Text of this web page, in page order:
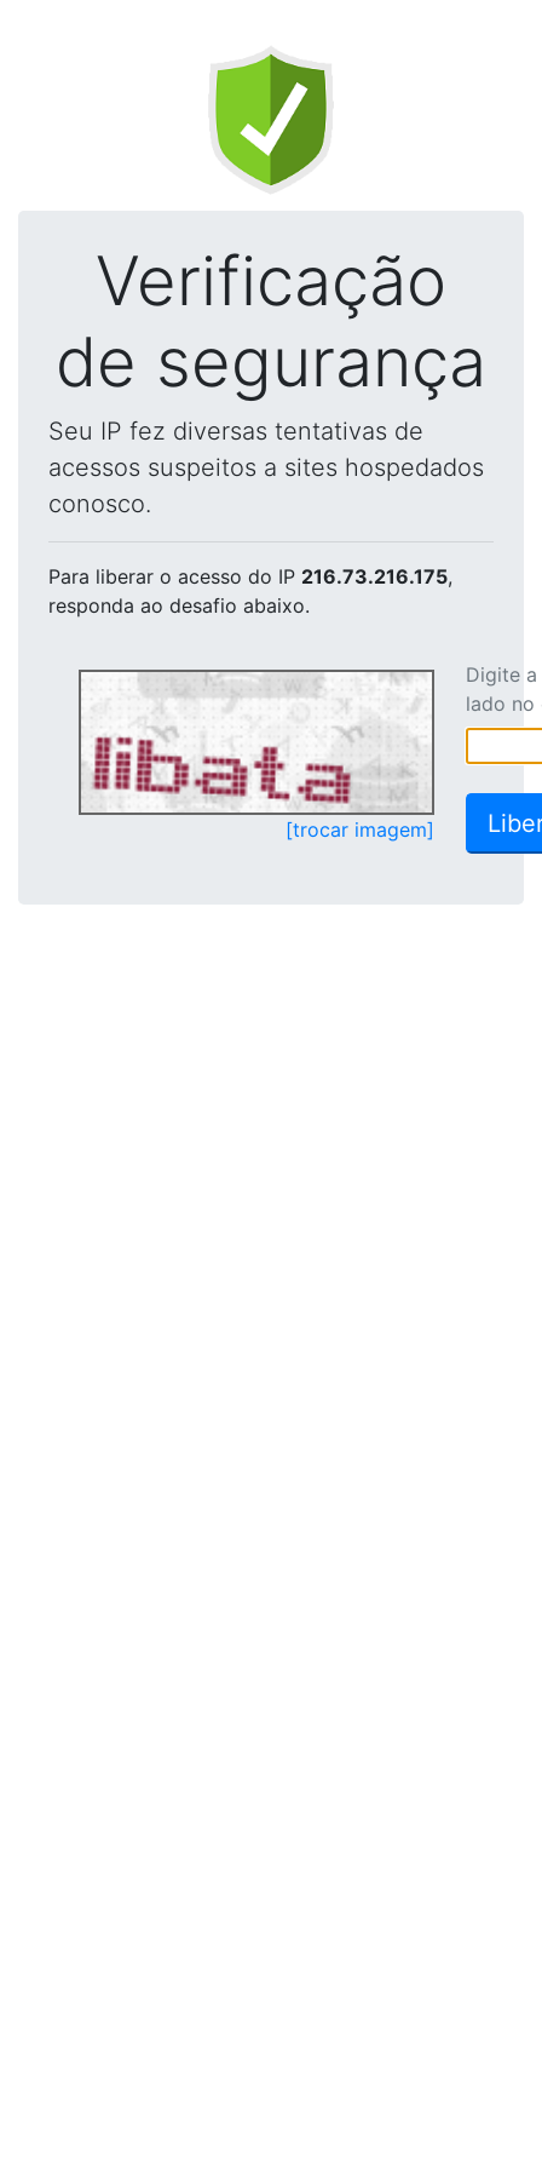
Verificação
de segurança
Seu IP fez diversas tentativas de
acessos suspeitos a sites hospedados
conosco.
Para liberar o acesso do IP 216.73.216.175,
responda ao desafio abaixo.
[trocar imagem]
Digite
lado no